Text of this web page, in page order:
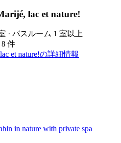
lac et nature!
· バスルーム 1 室以上
件
et nature!の詳細情報
in nature with private spa